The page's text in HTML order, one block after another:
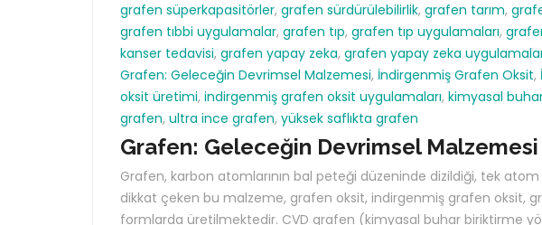
grafen süperkapasitörler, grafen sürdürülebilirlik, grafen tarım,
grafen tıbbi uygulamalar, grafen tıp, grafen tıp uygulamaları,
kanser tedavisi, grafen yapay zeka, grafen yapay zeka
Grafen: Geleceğin Devrimsel Malzemesi, İndirgenmiş Grafen Oksit,
oksit üretimi, indirgenmiş grafen oksit uygulamaları, kimyasal
grafen, ultra ince grafen, yüksek saflıkta grafen
Grafen: Geleceğin Devrimsel Malzemesi
Grafen, karbon atomlarının bal peteği düzeninde dizildiği, tek
dikkat çeken bu malzeme, grafen oksit, indirgenmiş grafen oksit,
formlarda üretilmektedir. CVD grafen (kimyasal buhar biriktirme